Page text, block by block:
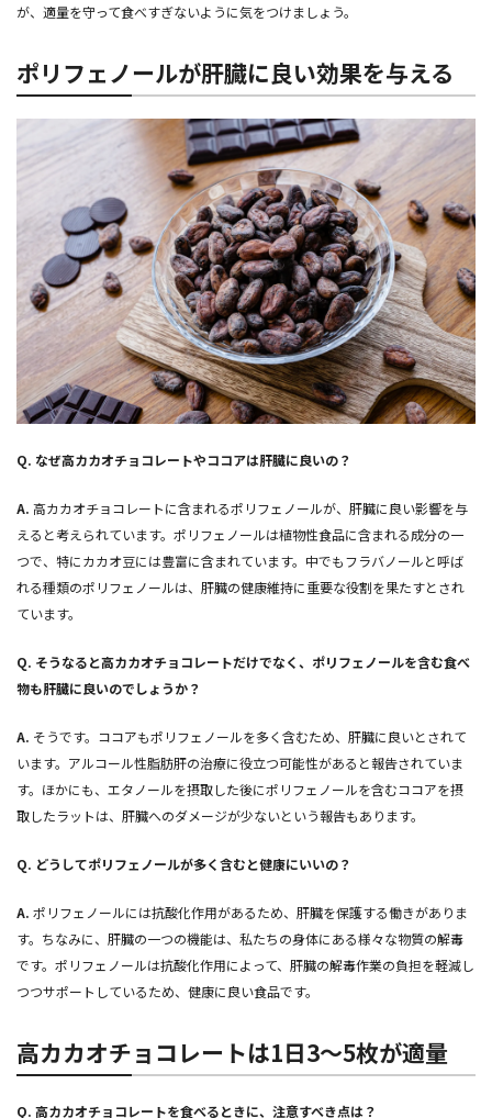
が、適量を守って食べすぎないように気をつけましょう。
ポリフェノールが肝臓に良い効果を与える
Q. なぜ高カカオチョコレートやココアは肝臓に良いの？
A. 高カカオチョコレートに含まれるポリフェノールが、肝臓に良い影響を与
えると考えられています。ポリフェノールは植物性食品に含まれる成分の一
つで、特にカカオ豆には豊富に含まれています。中でもフラバノールと呼ば
れる種類のポリフェノールは、肝臓の健康維持に重要な役割を果たすとされ
ています。
Q. そうなると高カカオチョコレートだけでなく、ポリフェノールを含む食べ
物も肝臓に良いのでしょうか？
A. そうです。ココアもポリフェノールを多く含むため、肝臓に良いとされて
います。アルコール性脂肪肝の治療に役立つ可能性があると報告されていま
す。ほかにも、エタノールを摂取した後にポリフェノールを含むココアを摂
取したラットは、肝臓へのダメージが少ないという報告もあります。
Q. どうしてポリフェノールが多く含むと健康にいいの？
A. ポリフェノールには抗酸化作用があるため、肝臓を保護する働きがありま
す。ちなみに、肝臓の一つの機能は、私たちの身体にある様々な物質の解毒
です。ポリフェノールは抗酸化作用によって、肝臓の解毒作業の負担を軽減し
つつサポートしているため、健康に良い食品です。
高カカオチョコレートは1日3～5枚が適量
Q. 高カカオチョコレートを食べるときに、注意すべき点は？